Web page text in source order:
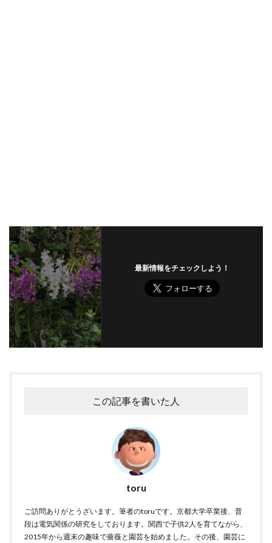
最新情報をチェックしよう！
この記事を書いた人
toru
ご訪問ありがとうざいます。筆者のtoruです。京都大学卒業後、普
段は電気関係の研究をしております。関西で子供2人を育てながら、
2015年から週末の趣味で薔薇と園芸を始めました。その後、園芸に